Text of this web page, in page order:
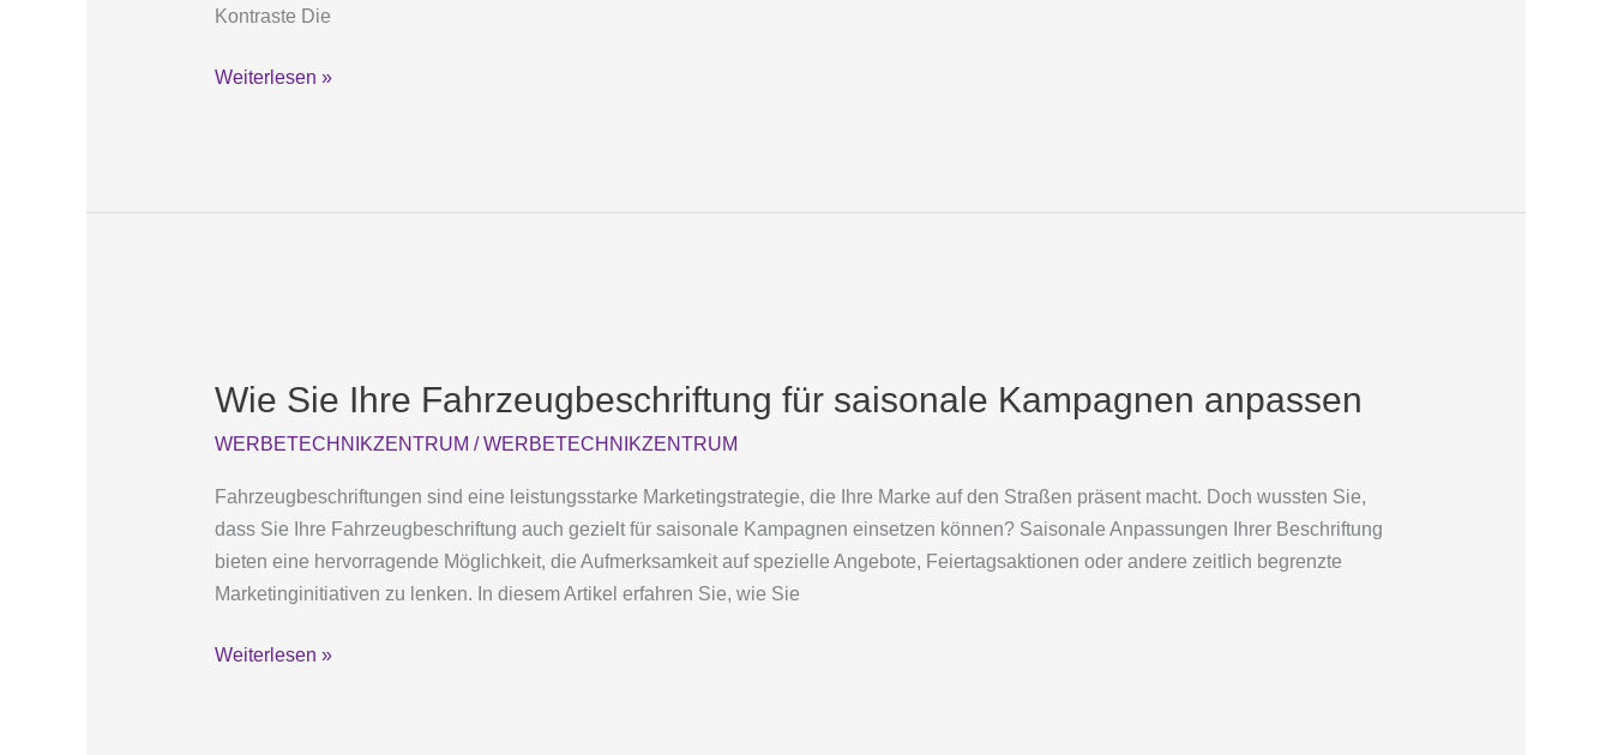
Kontraste Die
Weiterlesen »
Wie Sie Ihre Fahrzeugbeschriftung für saisonale Kampagnen anpassen
WERBETECHNIKZENTRUM /WERBETECHNIKZENTRUM
Fahrzeugbeschriftungen sind eine leistungsstarke Marketingstrategie, die Ihre Marke auf den Straßen präsent macht. Doch wussten Sie,
dass Sie Ihre Fahrzeugbeschriftung auch gezielt für saisonale Kampagnen einsetzen können? Saisonale Anpassungen Ihrer Beschriftung
bieten eine hervorragende Möglichkeit, die Aufmerksamkeit auf spezielle Angebote, Feiertagsaktionen oder andere zeitlich begrenzte
Marketinginitiativen zu lenken. In diesem Artikel erfahren Sie, wie Sie
Ihre
saisonale
Kampagnen
anpassen
Weiterlesen »